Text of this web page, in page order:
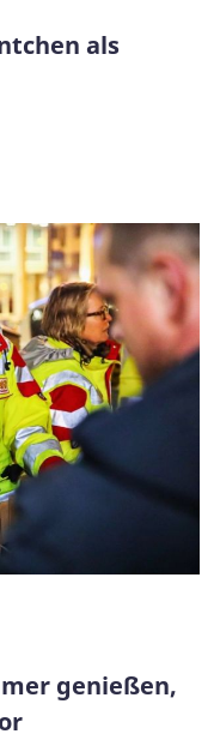
als
genießen,